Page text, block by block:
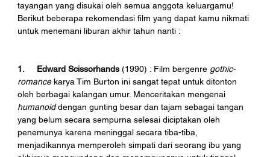
tayangan yang disukai oleh semua anggota keluargamu!
Berikut beberapa rekomendasi film yang dapat kamu nikmati
untuk menemani liburan akhir tahun nanti :
1.     Edward Scissorhands (1990) : Film bergenre gothic-
romance karya Tim Burton ini sangat tepat untuk ditonton
oleh berbagai kalangan umur. Menceritakan mengenai
humanoid dengan gunting besar dan tajam sebagai tangan
yang belum secara sempurna selesai diciptakan oleh
penemunya karena meninggal secara tiba-tiba,
menjadikannya memperoleh simpati dari seorang ibu yang